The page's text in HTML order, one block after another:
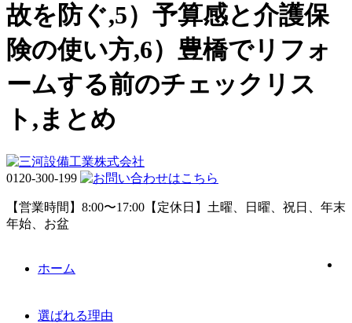
故を防ぐ,5）予算感と介護保
険の使い方,6）豊橋でリフォ
ームする前のチェックリス
ト,まとめ
0120-300-199
【営業時間】8:00〜17:00【定休日】土曜、日曜、祝日、年末
年始、お盆
ホーム
選ばれる理由